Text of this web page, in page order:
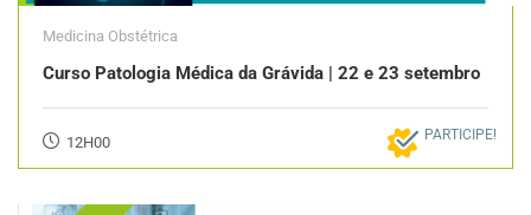
Medicina Obstétrica
Curso Patologia Médica da Grávida | 22 e 23 setembro
12H00 PARTICIPE!